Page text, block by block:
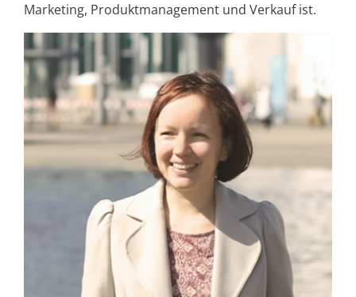
Marketing, Produktmanagement und Verkauf ist.